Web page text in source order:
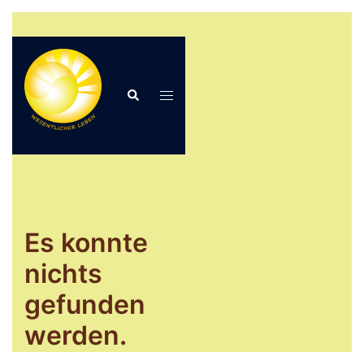
Inhalt
springen
Suche Menü
Es konnte
nichts
gefunden
werden.